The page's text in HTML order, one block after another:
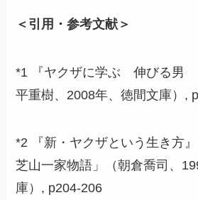
＜引用・参考文献＞
*1 『ヤクザに学ぶ 伸びる男
平重樹、2008年、徳間文庫）,
*2 『新・ヤクザという生き方
芝山一家物語」（朝倉喬司、
庫）, p204-206